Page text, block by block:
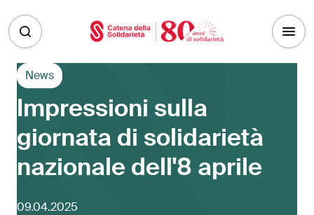
News
Impressioni sulla
giornata di solidarietà
nazionale dell'8 aprile
09.04.2025